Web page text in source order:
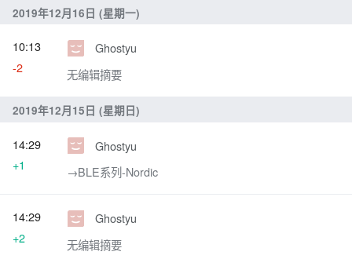
2019年12月16日 (星期一)
Ghostyu
无编辑摘要
10:13
-2
2019年12月15日 (星期日)
Ghostyu
→‎BLE系列-Nordic
14:29
+1
Ghostyu
无编辑摘要
14:29
+2